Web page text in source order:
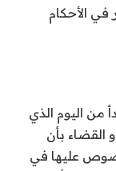
الأحكام
من اليوم الذي
القضاء بأن
عليها في